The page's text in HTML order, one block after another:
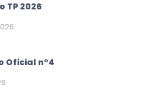
TP 2026
Oficial n°4